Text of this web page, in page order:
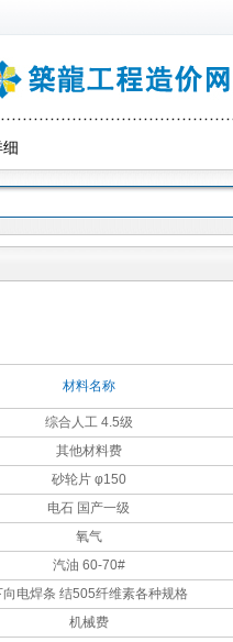
材料名称
综合人工 4.5级
其他材料费
砂轮片 φ150
电石 国产一级
氧气
汽油 60-70#
向电焊条 结505纤维素各种规格
机械费